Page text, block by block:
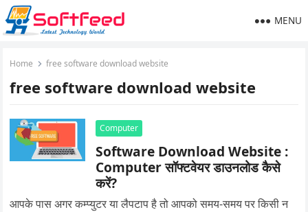
MENU
Home free software download website
free software download website
Computer
Software Download Website :
Computer सॉफ्टवेयर डाउनलोड कैसे
करें?
आपके पास अगर कम्प्युटर या लैपटाप है तो आपको समय-समय पर किसी न